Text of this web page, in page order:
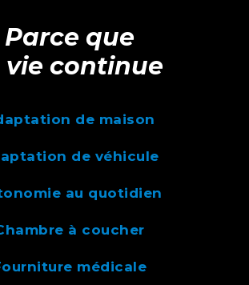
Parce que
vie continue
de maison
de véhicule
au quotidien
à coucher
médicale